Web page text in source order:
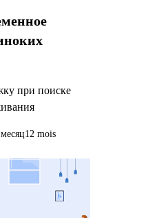
при поиске
12 mois